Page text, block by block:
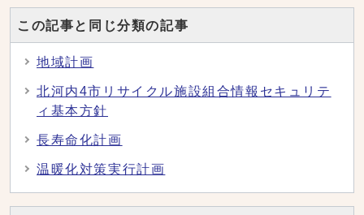
この記事と同じ分類の記事
地域計画
北河内4市リサイクル施設組合情報セキュリテ
ィ基本方針
長寿命化計画
温暖化対策実行計画